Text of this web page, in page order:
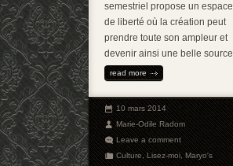
semestriel propose un espace
de liberté où la création peut
prendre toute son ampleur et
devenir ainsi une belle source
read more
10 mars 2014
Marie-Odile Radom
Leave a comment
Culture,Lisez-moi,Maryo's